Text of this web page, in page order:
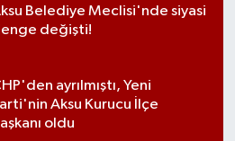
Belediye Meclisi'nde siyasi
değişti!
ayrılmıştı, Yeni
Aksu Kurucu İlçe
oldu